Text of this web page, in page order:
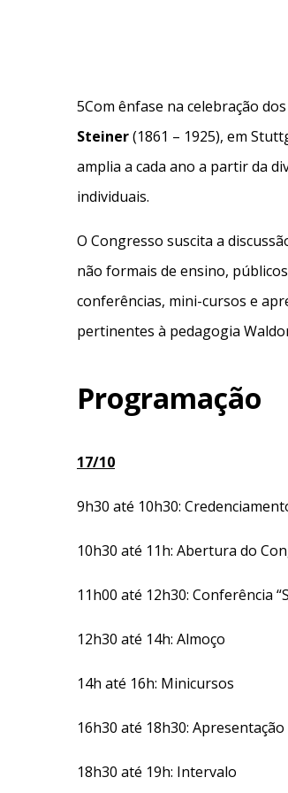
5Com ênfase na celebração
Steiner(1861 – 1925), em
amplia a cada ano a partir da
individuais.
O Congresso suscita a
não formais de ensino,
conferências, mini-cursos e
pertinentes à pedagogia
Programação
17/10
9h30 até 10h30:
10h30 até 11h: Abertura do
11h00 até 12h30: Conferência
12h30 até 14h: Almoço
14h até 16h: Minicursos
16h30 até 18h30:
18h30 até 19h: Intervalo